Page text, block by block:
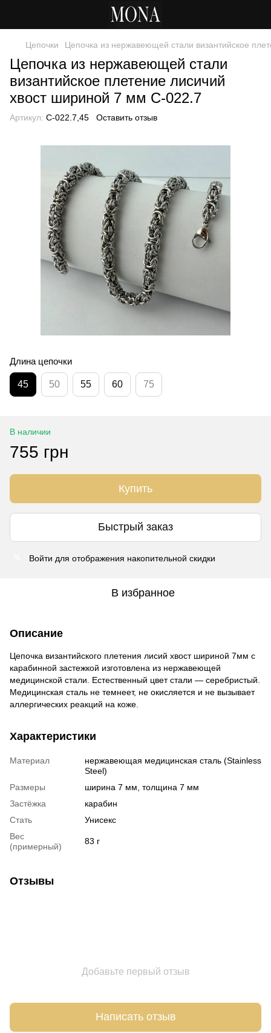
Цепочки Цепочка из нержавеющей стали византийское
Цепочка из нержавеющей стали
византийское плетение лисичий
хвост шириной 7 мм C-022.7
Артикул: C-022.7,45 Оставить отзыв
Длина цепочки
45 50 55 60 75
В наличии
755 грн
Купить
Быстрый заказ
Войти для отображения накопительной скидки
В избранное
Описание
Цепочка византийского плетения лисий хвост шириной 7мм с
карабинной застежкой изготовлена из нержавеющей
медицинской стали. Естественный цвет стали — серебристый.
Медицинская сталь не темнеет, не окисляется и не вызывает
аллергических реакций на коже.
Характеристики
Материал
нержавеющая медицинская сталь (Stainless
Steel)
Размеры
ширина 7 мм, толщина 7 мм
Застёжка
карабин
Стать
Унисекс
Вес
(примерный)
83 г
Отзывы
Добавьте первый отзыв
Написать отзыв